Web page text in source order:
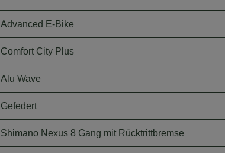
Advanced E-Bike
Comfort City Plus
Alu Wave
Gefedert
Shimano Nexus 8 Gang mit Rücktrittbremse